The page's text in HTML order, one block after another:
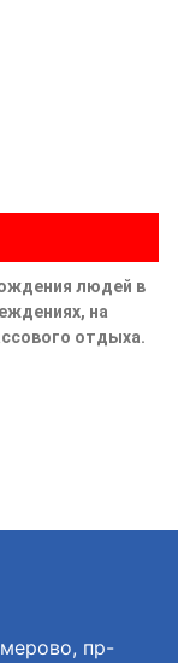
людей в
на
отдыха.
пр-